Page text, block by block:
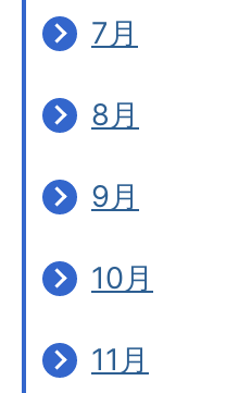
7月
8月
9月
10月
11月